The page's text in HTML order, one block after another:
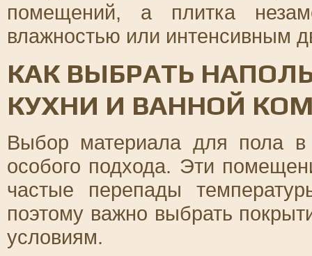
помещений, а плитка
влажностью или интенсивным
КАК ВЫБРАТЬ
КУХНИ И ВАННОЙ
Выбор материала для пола в
особого подхода. Эти
частые перепады
поэтому важно выбрать
условиям.